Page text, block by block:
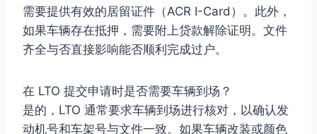
需要提供有效的居留证件（ACR I-Card）。此外，
如果车辆存在抵押，需要附上贷款解除证明。文件
齐全与否直接影响能否顺利完成过户。
在 LTO 提交申请时是否需要车辆到场？
是的，LTO 通常要求车辆到场进行核对，以确认发
动机号和车架号与文件一致。如果车辆改装或颜色